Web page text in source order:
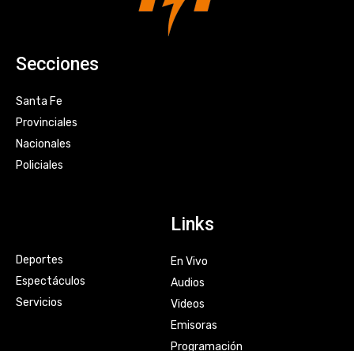
Secciones
Santa Fe
Provinciales
Nacionales
Policiales
Deportes
Espectáculos
Servicios
Links
En Vivo
Audios
Videos
Emisoras
Programación